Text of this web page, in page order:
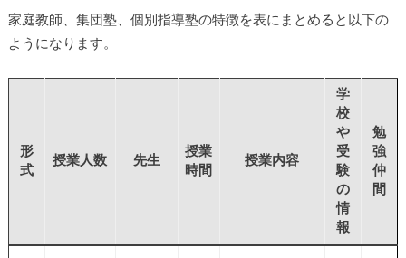
家庭教師、集団塾、個別指導塾の特徴を表にまとめると以下の
ようになります。
形
式
授業人数 先生
授業
時間
授業内容
学
校
や
受
験
の
情
報
勉
強
仲
間